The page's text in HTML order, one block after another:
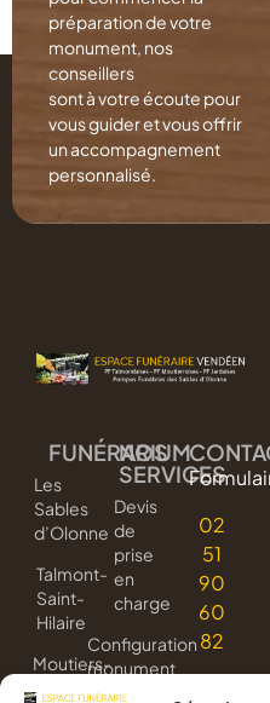
préparation de votre
monument, nos
conseillers
sont à votre écoute pour
vous guider et vous offrir
un accompagnement
personnalisé.
FUNÉRARIUM
Les
Sables
d’Olonne
Talmont-
Saint-
Hilaire
Moutiers-
les-
NOS
SERVICES
Devis
de
prise
en
charge
Configuration
monument
3D
02
51
90
60
82